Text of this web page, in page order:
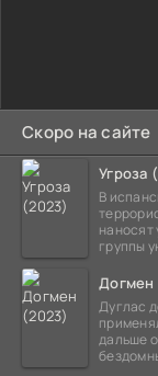
Скоро на сайте
Угроза
В
наносят
группы
Догмен
Дуглас
дальше